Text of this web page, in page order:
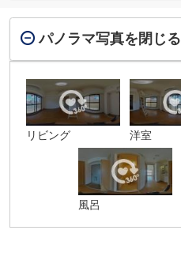
パノラマ写真を閉じる
リビング 洋室
風呂